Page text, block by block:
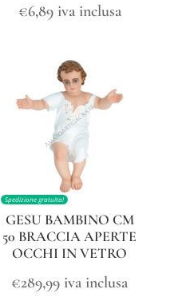
€6,89 iva inclusa
Spedizione gratuita!
GESU BAMBINO CM
50 BRACCIA APERTE
OCCHI IN VETRO
€289,99 iva inclusa